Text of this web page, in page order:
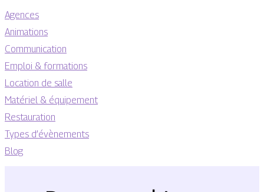
Agences
Animations
Communication
Emploi & formations
Location de salle
Matériel & équipement
Restauration
Types d’évènements
Blog